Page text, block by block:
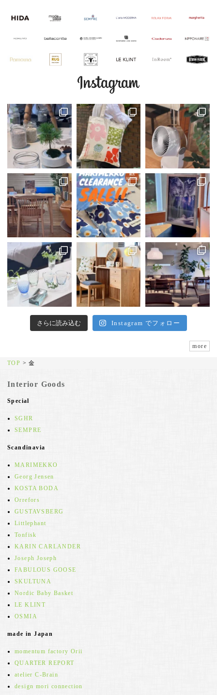
さらに読み込む Instagram でフォロー
more
TOP >金
Interior Goods
Special
SGHR
SEMPRE
Scandinavia
MARIMEKKO
Georg Jensen
KOSTA BODA
Orrefors
GUSTAVSBERG
Littlephant
Tonfisk
KARIN CARLANDER
Joseph Joseph
FABULOUS GOOSE
SKULTUNA
Nordic Baby Basket
LE KLINT
OSMIA
made in Japan
momentum factory Orii
QUARTER REPORT
atelier C-Brain
design mori connection